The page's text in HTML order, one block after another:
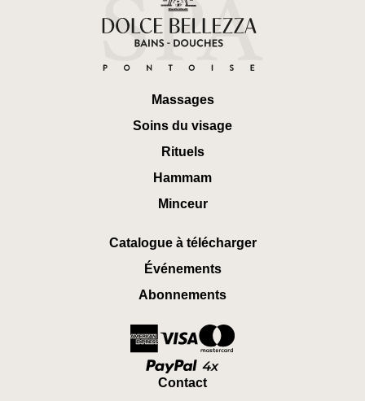
Massages
Soins du visage
Rituels
Hammam
Minceur
Catalogue à télécharger
Événements
Abonnements
Contact